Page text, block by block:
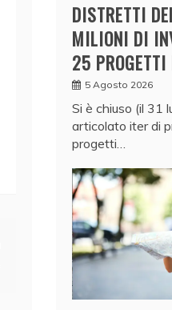
DISTRETTI
MILIONI DI
25
5 Agosto 2026
Si è chiuso (il 31
articolato iter di
progetti…